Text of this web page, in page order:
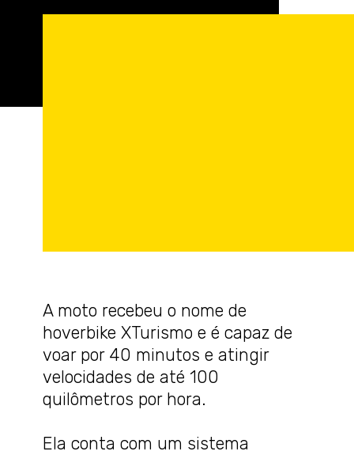
A moto recebeu o nome de
hoverbike XTurismo e é capaz de
voar por 40 minutos e atingir
velocidades de até 100
quilômetros por hora.
Ela conta com um sistema